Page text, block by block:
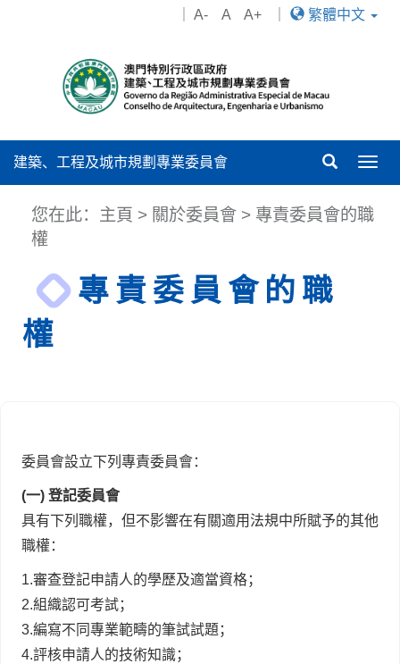
A- A A+ 繁體中文
建築、工程及城市規劃專業委員會
您在此： 主頁 > 關於委員會 > 專責委員會的職
權
專責委員會的職
權
委員會設立下列專責委員會：
(一) 登記委員會
具有下列職權，但不影響在有關適用法規中所賦予的其他
職權：
1.審查登記申請人的學歷及適當資格；
2.組織認可考試；
3.編寫不同專業範疇的筆試試題；
4.評核申請人的技術知識；